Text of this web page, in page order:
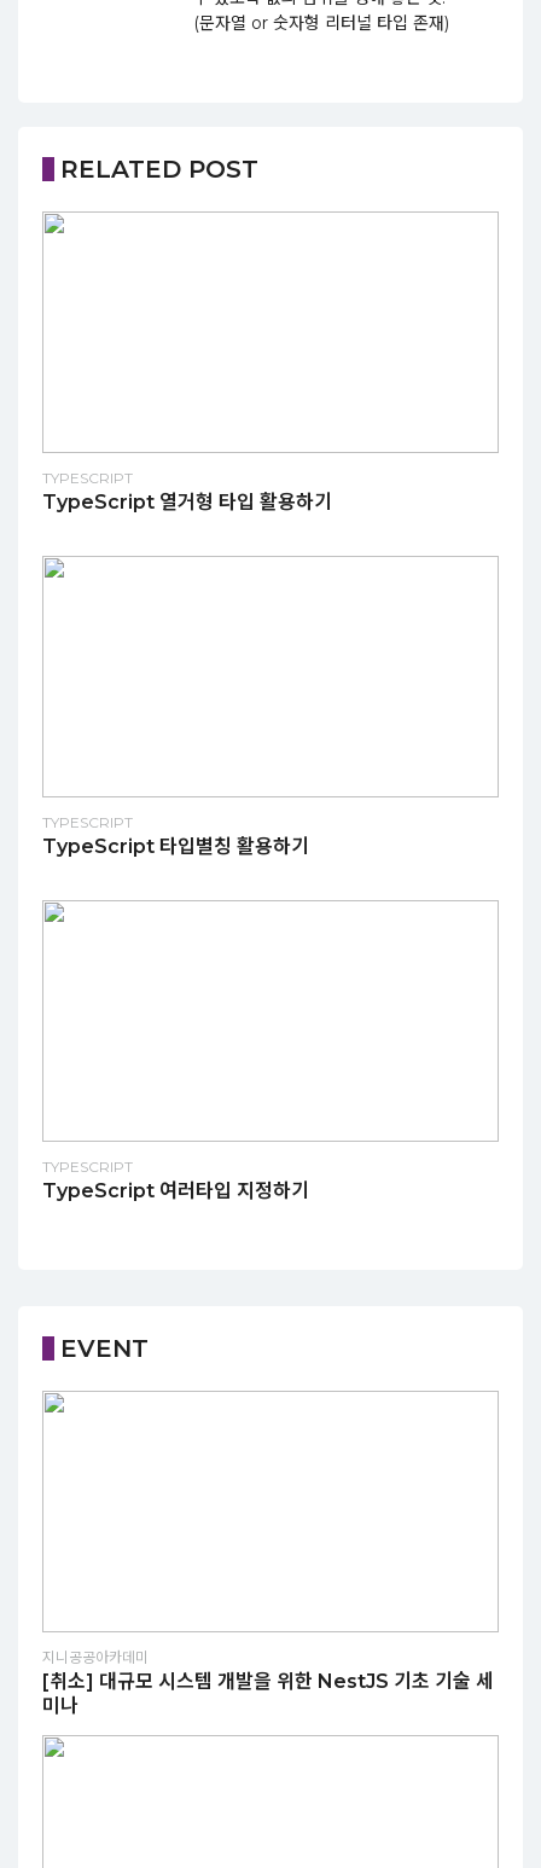
(문자열 or 숫자형 리터널 타입 존재)
RELATED POST
TYPESCRIPT
TypeScript 열거형 타입 활용하기
TYPESCRIPT
TypeScript 타입별칭 활용하기
TYPESCRIPT
TypeScript 여러타입 지정하기
EVENT
지니공공아카데미
[취소] 대규모 시스템 개발을 위한 NestJS 기초 기술 세
미나